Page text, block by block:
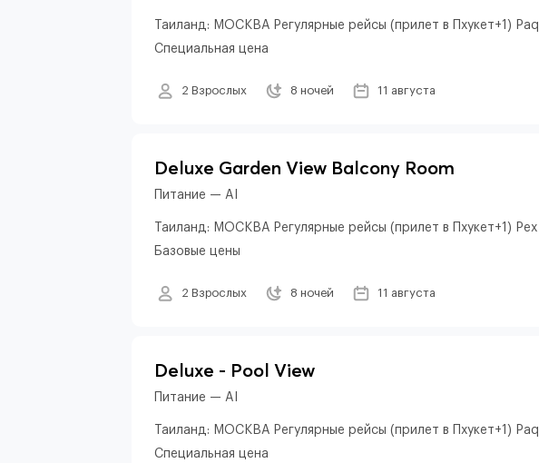
Таиланд: МОСКВА Регулярные рейсы (прилет в Пхукет+1) Paq
Специальная цена
2 Взрослых 8 ночей 11 августа
Deluxe Garden View Balcony Room
Питание — AI
Таиланд: МОСКВА Регулярные рейсы (прилет в Пхукет+1) Pex
Базовые цены
2 Взрослых 8 ночей 11 августа
Deluxe - Pool View
Питание — AI
Таиланд: МОСКВА Регулярные рейсы (прилет в Пхукет+1) Paq
Специальная цена